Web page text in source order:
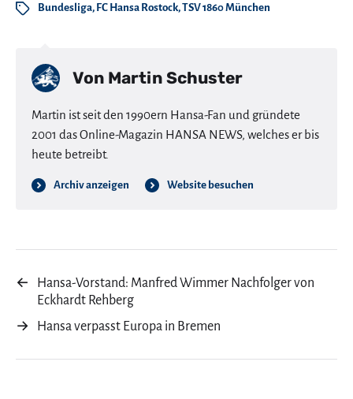
Bundesliga, FC Hansa Rostock,TSV 1860 München
Von Martin Schuster
Martin ist seit den 1990ern Hansa-Fan und gründete
2001 das Online-Magazin HANSA NEWS, welches er bis
heute betreibt.
Archiv anzeigen Website besuchen
←
Hansa-Vorstand: Manfred Wimmer Nachfolger von
Eckhardt Rehberg
→
Hansa verpasst Europa in Bremen